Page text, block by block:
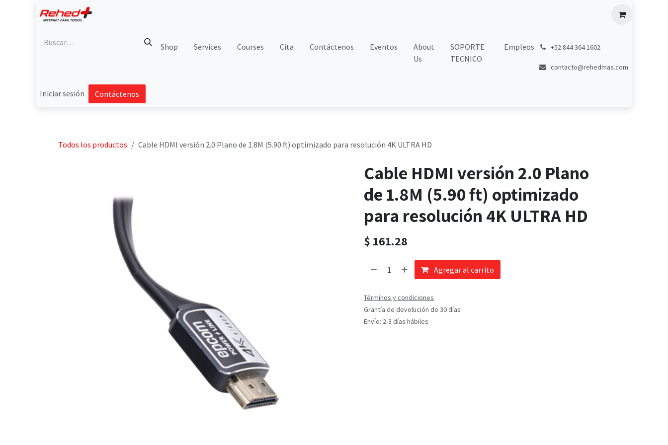
Shop Services Courses Cita Contáctenos Eventos
About
Us
SOPORTE
TECNICO
Empleos +52 844 364 1602
contacto@rehedmas.com
Iniciar sesión Contáctenos
Todos los productos Cable HDMI versión 2.0 Plano de 1.8M (5.90 ft) optimizado para resolución 4K ULTRA HD
Cable HDMI versión 2.0 Plano
de 1.8M (5.90 ft) optimizado
para resolución 4K ULTRA HD
$ 161.28
Agregar al carrito
Términos y condiciones
Grantía de devolución de 30 días
Envío: 2-3 días hábiles